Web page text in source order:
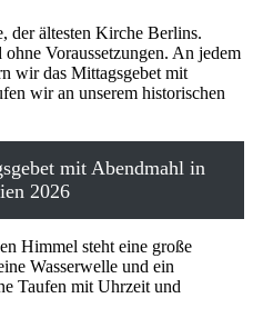
der ältesten Kirche Berlins.
Voraussetzungen. An jedem
wir das Mittagsgebet mit
wir an unserem historischen
mit Abendmahl in
2026